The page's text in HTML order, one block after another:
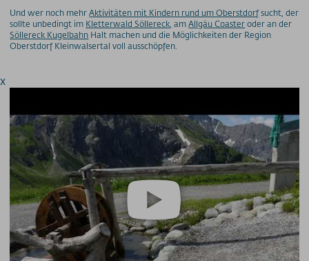
Und wer noch mehrAktivitäten mit Kindern rund um Oberstdorfsucht, der
sollte unbedingt im Kletterwald Söllereck, amAllgäu Coasteroder an der
Söllereck Kugelbahn Halt machen und die Möglichkeiten der Region
Oberstdorf Kleinwalsertal voll ausschöpfen.
x